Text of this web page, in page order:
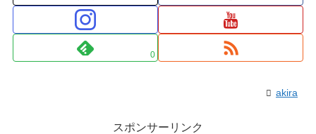
0
akira
スポンサーリンク